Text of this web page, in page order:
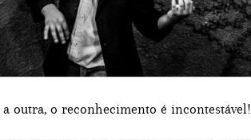
outra, o reconhecimento é incontestável!